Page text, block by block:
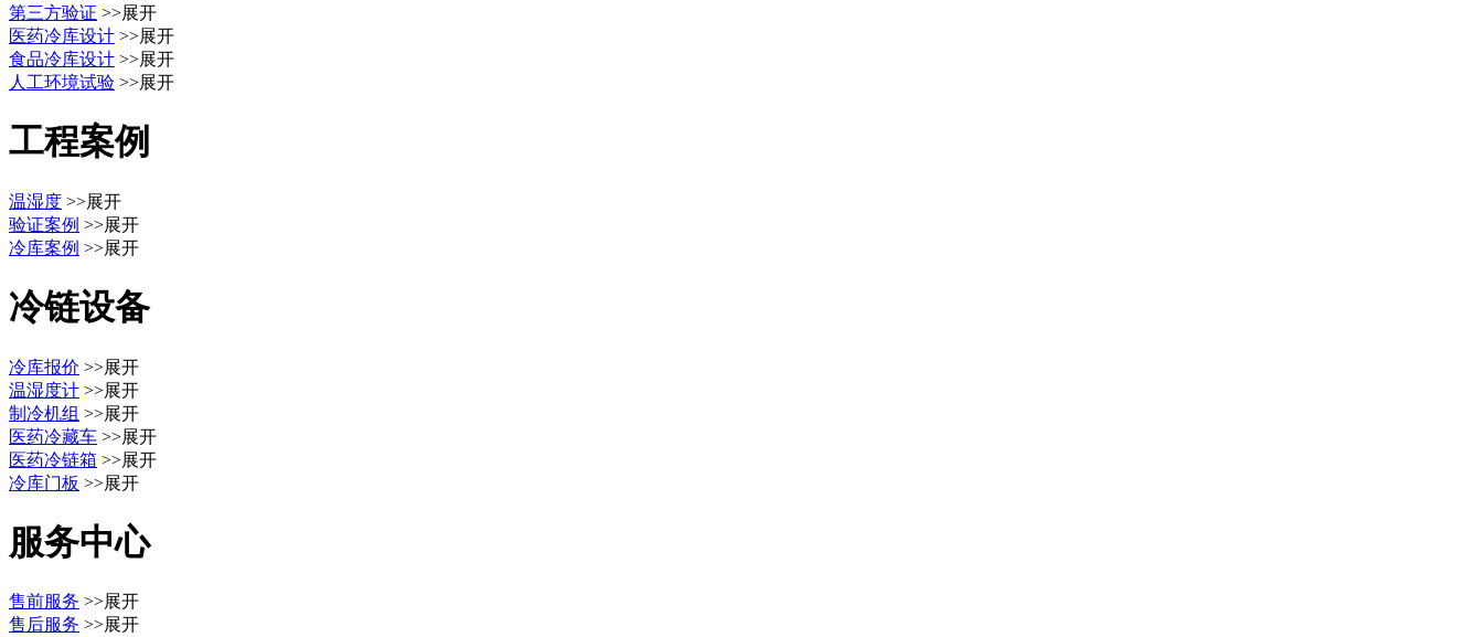
第三方验证 >>展开
医药冷库设计 >>展开
食品冷库设计 >>展开
人工环境试验 >>展开
工程案例
温湿度 >>展开
验证案例 >>展开
冷库案例 >>展开
冷链设备
冷库报价 >>展开
温湿度计 >>展开
制冷机组 >>展开
医药冷藏车 >>展开
医药冷链箱 >>展开
冷库门板 >>展开
服务中心
售前服务 >>展开
售后服务 >>展开